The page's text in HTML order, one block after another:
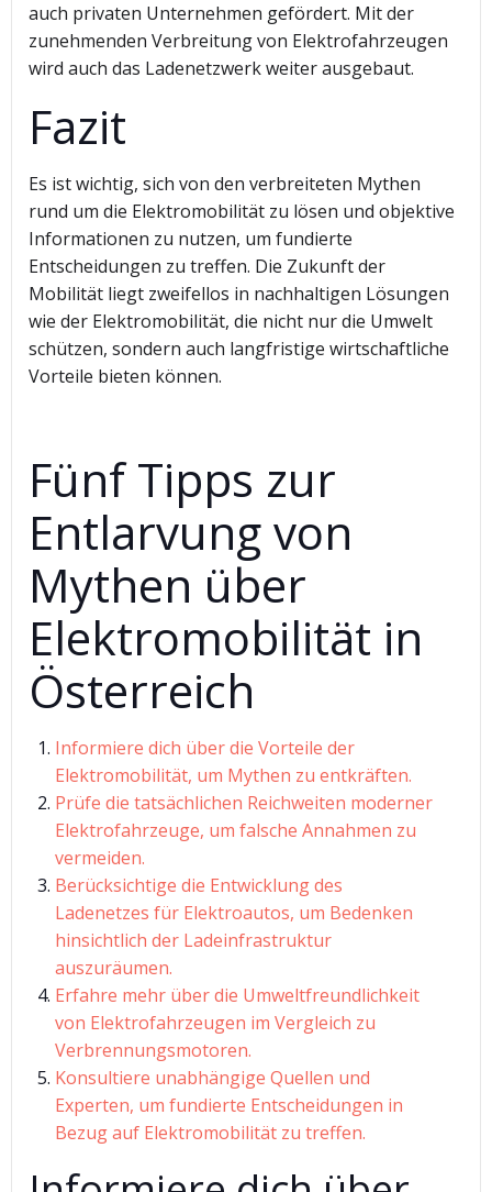
auch privaten Unternehmen gefördert. Mit der
zunehmenden Verbreitung von Elektrofahrzeugen
wird auch das Ladenetzwerk weiter ausgebaut.
Fazit
Es ist wichtig, sich von den verbreiteten Mythen
rund um die Elektromobilität zu lösen und objektive
Informationen zu nutzen, um fundierte
Entscheidungen zu treffen. Die Zukunft der
Mobilität liegt zweifellos in nachhaltigen Lösungen
wie der Elektromobilität, die nicht nur die Umwelt
schützen, sondern auch langfristige wirtschaftliche
Vorteile bieten können.
Fünf Tipps zur
Entlarvung von
Mythen über
Elektromobilität in
Österreich
Informiere dich über die Vorteile der
Elektromobilität, um Mythen zu entkräften.
Prüfe die tatsächlichen Reichweiten moderner
Elektrofahrzeuge, um falsche Annahmen zu
vermeiden.
Berücksichtige die Entwicklung des
Ladenetzes für Elektroautos, um Bedenken
hinsichtlich der Ladeinfrastruktur
auszuräumen.
Erfahre mehr über die Umweltfreundlichkeit
von Elektrofahrzeugen im Vergleich zu
Verbrennungsmotoren.
Konsultiere unabhängige Quellen und
Experten, um fundierte Entscheidungen in
Bezug auf Elektromobilität zu treffen.